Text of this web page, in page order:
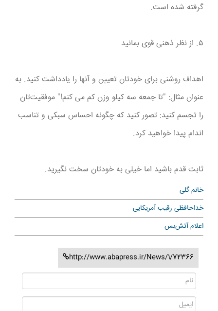
گرفته شده است.
۵. از نظر ذهنی قوی بمانید
اهداف روشنی برای خودتان تعیین و آنها را یادداشت کنید. به
عنوان مثال: "تا جمعه سه کیلو وزن کم می کنم!" موفقیت‌تان
را تجسم کنید: تصور کنید که چگونه احساس سبکی و تناسب
اندام پیدا خواهید کرد.
ثابت قدم باشید اما خیلی به خودتان سخت نگیرید.
خانم گلی
خداحافظی رقیب آمریکایی
اعلام آتش‌بس
http://www.abapress.ir/News/1/72366